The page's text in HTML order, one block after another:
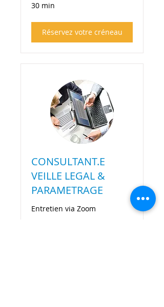
30 min
Réservez votre créneau
CONSULTANT.E
VEILLE LEGAL &
PARAMETRAGE
Entretien via Zoom